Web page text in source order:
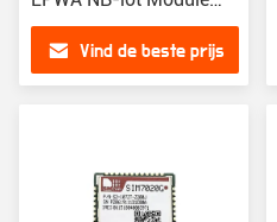
SIM7020 serie
compatibel met
SIM800C
Vind de beste prijs